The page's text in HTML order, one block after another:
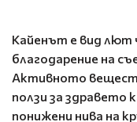
Кайенът е вид лют
благодарение на
Активното
ползи за здравето
понижени нива на